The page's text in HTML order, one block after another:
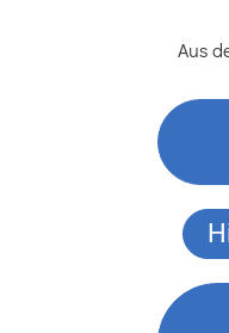
Aus